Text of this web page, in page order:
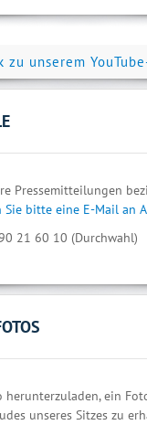
zu unserem
Pressemitteilungen
Sie bitte eine E-Mail an
21 60 10 (Durchwahl)
herunterzuladen, ein
unseres Sitzes zu